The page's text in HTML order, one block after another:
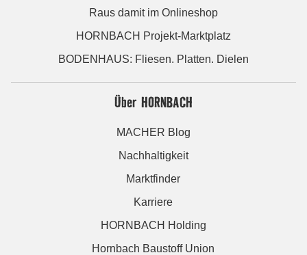
Raus damit im Onlineshop
HORNBACH Projekt-Marktplatz
BODENHAUS: Fliesen. Platten. Dielen
Über HORNBACH
MACHER Blog
Nachhaltigkeit
Marktfinder
Karriere
HORNBACH Holding
Hornbach Baustoff Union